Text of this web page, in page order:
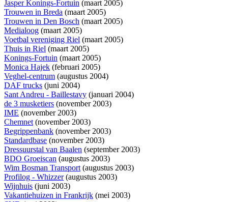
Jasper Konings-Fortuin (maart 2005)
Trouwen in Breda (maart 2005)
Trouwen in Den Bosch (maart 2005)
Medialoog (maart 2005)
Voetbal vereniging Riel (maart 2005)
Thuis in Riel (maart 2005)
Konings-Fortuin (maart 2005)
Monica Hajek (februari 2005)
Veghel-centrum (augustus 2004)
DAF trucks (juni 2004)
Sant Andreu - Baillestavy (januari 2004)
de 3 musketiers (november 2003)
IME (november 2003)
Chemnet(november 2003)
Begrippenbank (november 2003)
Standardbase (november 2003)
Dressuurstal van Baalen (september 2003)
BDO Groeiscan (augustus 2003)
Wim Bosman Transport(augustus 2003)
Profilog - Whizzer(augustus 2003)
Wijnhuis (juni 2003)
Vakantiehuizen in Frankrijk (mei 2003)